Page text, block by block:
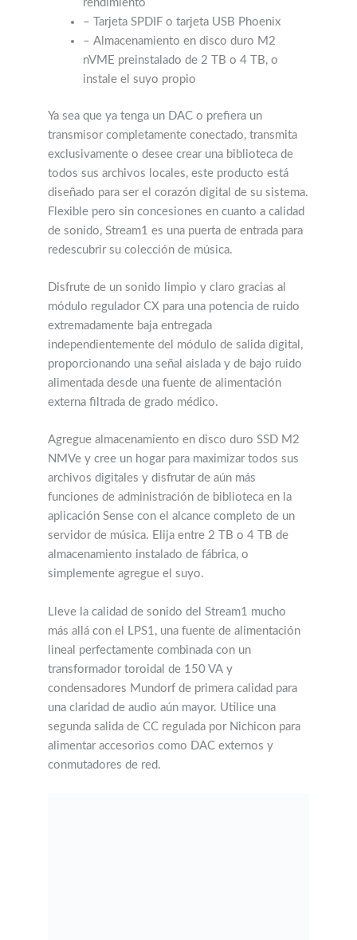
rendimiento
– Tarjeta SPDIF o tarjeta USB Phoenix
– Almacenamiento en disco duro M2
nVME preinstalado de 2 TB o 4 TB, o
instale el suyo propio
Ya sea que ya tenga un DAC o prefiera un
transmisor completamente conectado, transmita
exclusivamente o desee crear una biblioteca de
todos sus archivos locales, este producto está
diseñado para ser el corazón digital de su sistema.
Flexible pero sin concesiones en cuanto a calidad
de sonido, Stream1 es una puerta de entrada para
redescubrir su colección de música.
Disfrute de un sonido limpio y claro gracias al
módulo regulador CX para una potencia de ruido
extremadamente baja entregada
independientemente del módulo de salida digital,
proporcionando una señal aislada y de bajo ruido
alimentada desde una fuente de alimentación
externa filtrada de grado médico.
Agregue almacenamiento en disco duro SSD M2
NMVe y cree un hogar para maximizar todos sus
archivos digitales y disfrutar de aún más
funciones de administración de biblioteca en la
aplicación Sense con el alcance completo de un
servidor de música. Elija entre 2 TB o 4 TB de
almacenamiento instalado de fábrica, o
simplemente agregue el suyo.
Lleve la calidad de sonido del Stream1 mucho
más allá con el LPS1, una fuente de alimentación
lineal perfectamente combinada con un
transformador toroidal de 150 VA y
condensadores Mundorf de primera calidad para
una claridad de audio aún mayor. Utilice una
segunda salida de CC regulada por Nichicon para
alimentar accesorios como DAC externos y
conmutadores de red.